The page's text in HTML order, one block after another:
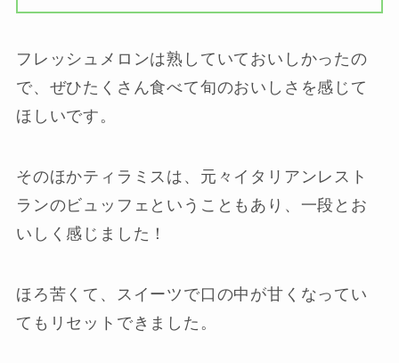
フレッシュメロンは熟していておいしかったの
で、ぜひたくさん食べて旬のおいしさを感じて
ほしいです。
そのほかティラミスは、元々イタリアンレスト
ランのビュッフェということもあり、一段とお
いしく感じました！
ほろ苦くて、スイーツで口の中が甘くなってい
てもリセットできました。